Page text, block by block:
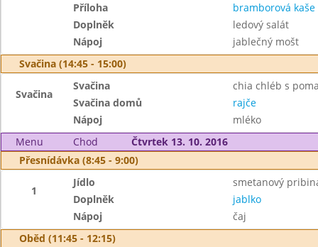
Příloha
bramborová kaše
Doplněk
ledový salát
Nápoj
jablečný mošt
Svačina (14:45 - 15:00)
Svačina
Svačina
chia chléb s
Svačina domů
rajče
Nápoj
mléko
Menu
Chod
Čtvrtek 13. 10. 2016
Přesnídávka (8:45 - 9:00)
1
Jídlo
smetanový
Doplněk
jablko
Nápoj
čaj
Oběd (11:45 - 12:15)